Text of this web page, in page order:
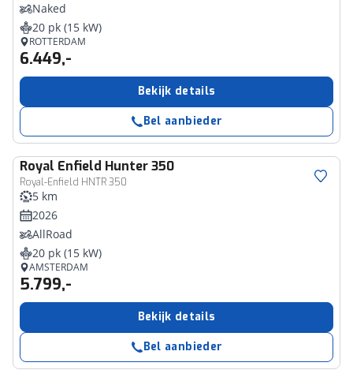
Naked
20 pk (15 kW)
ROTTERDAM
6.449,-
Bekijk details
Bel aanbieder
Royal Enfield Hunter 350
Royal-Enfield HNTR 350
5 km
2026
AllRoad
20 pk (15 kW)
AMSTERDAM
5.799,-
Bekijk details
Bel aanbieder